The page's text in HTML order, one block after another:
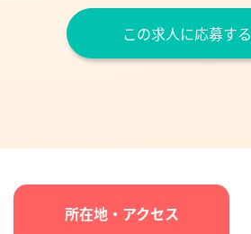
この求人に応募する
所在地・アクセス